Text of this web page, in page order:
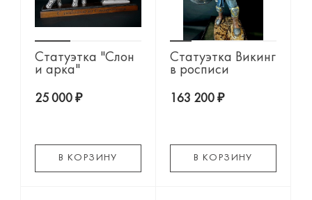
Статуэтка "Слон
и арка"
25 000 ₽
В КОРЗИНУ
Статуэтка Викинг
в росписи
163 200 ₽
В КОРЗИНУ